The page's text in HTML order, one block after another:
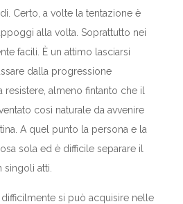
Certo, a volte la tentazione è
alla volta. Soprattutto nei
facili. È un attimo lasciarsi
dalla progressione
resistere, almeno fintanto che il
così naturale da avvenire
A quel punto la persona e la
sola ed è difficile separare il
atti.
difficilmente si può acquisire nelle